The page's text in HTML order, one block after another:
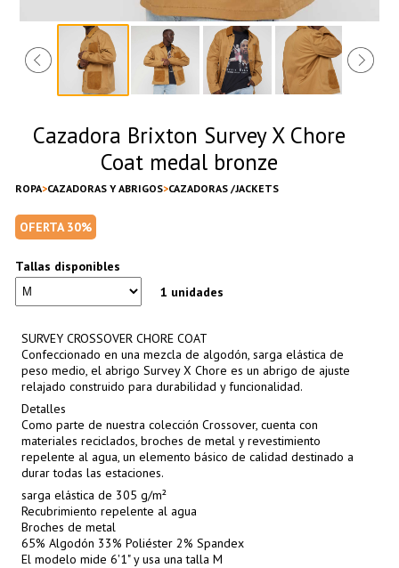
Cazadora Brixton Survey X Chore
Coat medal bronze
ROPA CAZADORAS Y ABRIGOS CAZADORAS /JACKETS
OFERTA 30%
Tallas disponibles
1 unidades
SURVEY CROSSOVER CHORE COAT
Confeccionado en una mezcla de algodón, sarga elástica de
peso medio, el abrigo Survey X Chore es un abrigo de ajuste
relajado construido para durabilidad y funcionalidad.
Detalles
Como parte de nuestra colección Crossover, cuenta con
materiales reciclados, broches de metal y revestimiento
repelente al agua, un elemento básico de calidad destinado a
durar todas las estaciones.
sarga elástica de 305 g/m²
Recubrimiento repelente al agua
Broches de metal
65% Algodón 33% Poliéster 2% Spandex
El modelo mide 6'1" y usa una talla M